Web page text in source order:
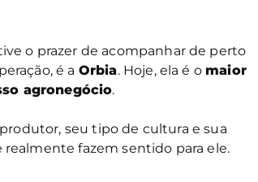
o prazer de acompanhar de perto
é a Orbia. Hoje, ela é o maior
agronegócio.
seu tipo de cultura e sua
fazem sentido para ele.